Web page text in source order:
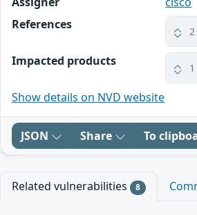
References
Impacted products
Show details on NVD website
JSON Share To
Related vulnerabilities 8